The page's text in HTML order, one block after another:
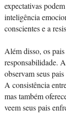
expectativas
inteligência
conscientes e a
Além disso, os
responsabilidade.
observam seus
A consistência
mas também
veem seus pais